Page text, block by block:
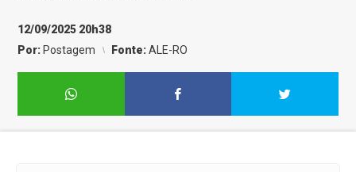
12/09/2025 20h38
Por: Postagem Fonte:ALE-RO